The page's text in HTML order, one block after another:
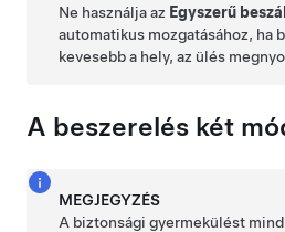
Ne használja az Egyszerű
automatikus mozgatásához, ha
kevesebb a hely, az ülés
A beszerelés két
MEGJEGYZÉS
A biztonsági gyermekülést